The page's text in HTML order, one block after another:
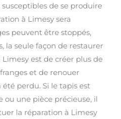
de se produire
à Limesy sera
peuvent être stoppés,
la seule façon de restaurer
est de créer plus de
et de renouer
perdu. Si le tapis est
une pièce précieuse, il
la réparation à Limesy